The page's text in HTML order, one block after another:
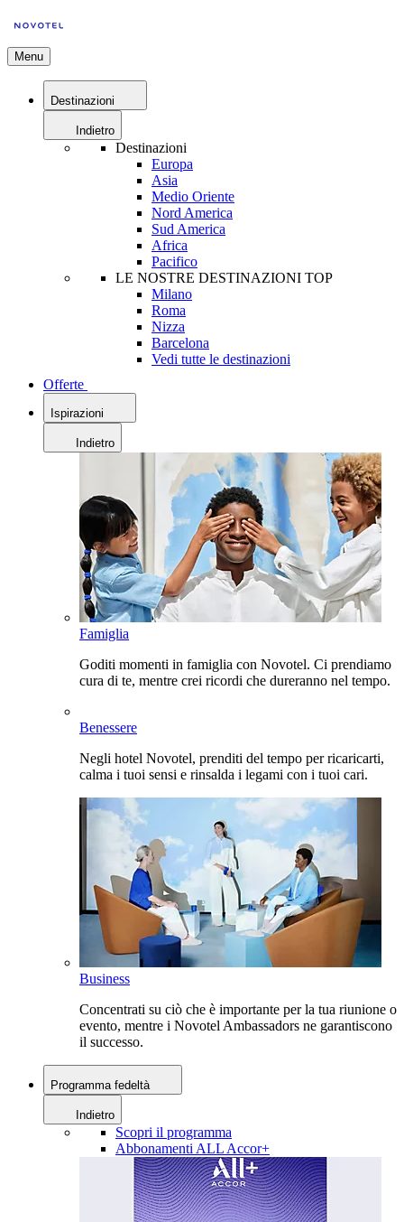
Menu
Destinazioni
Indietro
Destinazioni
Europa
Asia
Medio Oriente
Nord America
Sud America
Africa
Pacifico
LE NOSTRE DESTINAZIONI TOP
Milano
Roma
Nizza
Barcelona
Vedi tutte le destinazioni
Offerte
Ispirazioni
Indietro
Famiglia
Goditi momenti in famiglia con Novotel. Ci prendiamo
cura di te, mentre crei ricordi che dureranno nel tempo.
Benessere
Negli hotel Novotel, prenditi del tempo per ricaricarti,
calma i tuoi sensi e rinsalda i legami con i tuoi cari.
Business
Concentrati su ciò che è importante per la tua riunione o
evento, mentre i Novotel Ambassadors ne garantiscono
il successo.
Programma fedeltà
Indietro
Scopri il programma
Abbonamenti ALL Accor+